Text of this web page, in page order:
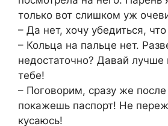
только вот слишком уж
– Да нет, хочу убедиться,
– Кольца на пальце нет.
недостаточно? Давай лучше
тебе!
– Поговорим, сразу же после
покажешь паспорт! Не
кусаюсь!